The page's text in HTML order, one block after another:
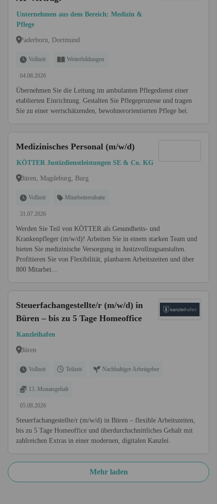
Unternehmen aus dem Bereich: Medizin &
Pflege
Paderborn, Dortmund
Vollzeit Weiterbildungen
04.08.2026
Übernehmen Sie die Leitung im ambulanten Pflegedienst einer
etablierten Einrichtung. Gestalten Sie Pflegeprozesse und tragen
Sie zu einer wertschätzenden, bewohnerorientierten Pflege bei.
Medizinisches Personal (m/w/d)
KÖTTER Justizdienstleistungen SE & Co. KG
Büren, Magdeburg, Burg
Vollzeit Mitarbeiterrabatte
31.07.2026
Werden Sie Teil von KÖTTER als Gesundheits- und
Krankenpfleger (m/w/d)! Arbeiten Sie in einem starken Team und
bieten Sie medizinische Versorgung in Justizvollzugsanstalten.
Profitieren Sie von Flexibilität, planbaren Arbeitszeiten und über
800 Mitarbei...
Steuerfachangestellte/r (m/w/d) in
Büren – bis zu 5 Tage Homeoffice
Kanzleihafen
Büren
Vollzeit Teilzeit Nachhaltiger Arbeitgeber
13. Monatsgehalt
05.08.2026
Steuerfachangestellte/r (m/w/d) in Büren – flexible Arbeitszeiten,
bis zu 5 Tage Homeoffice und überdurchschnittliches Gehalt mit
zahlreichen Extras in einer modernen, digitalen Kanzlei.
Mehr laden